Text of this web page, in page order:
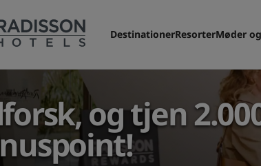
DestinationerResorterMøder
og tjen